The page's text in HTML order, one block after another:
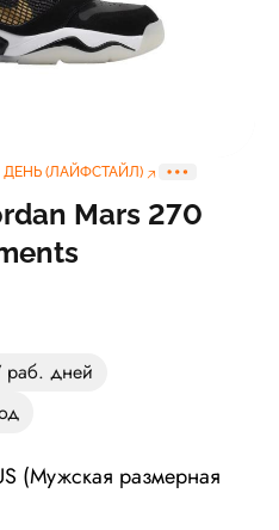
(ЛАЙФСТАЙЛ)
Mars 270
раб. дней
(Мужская размерная